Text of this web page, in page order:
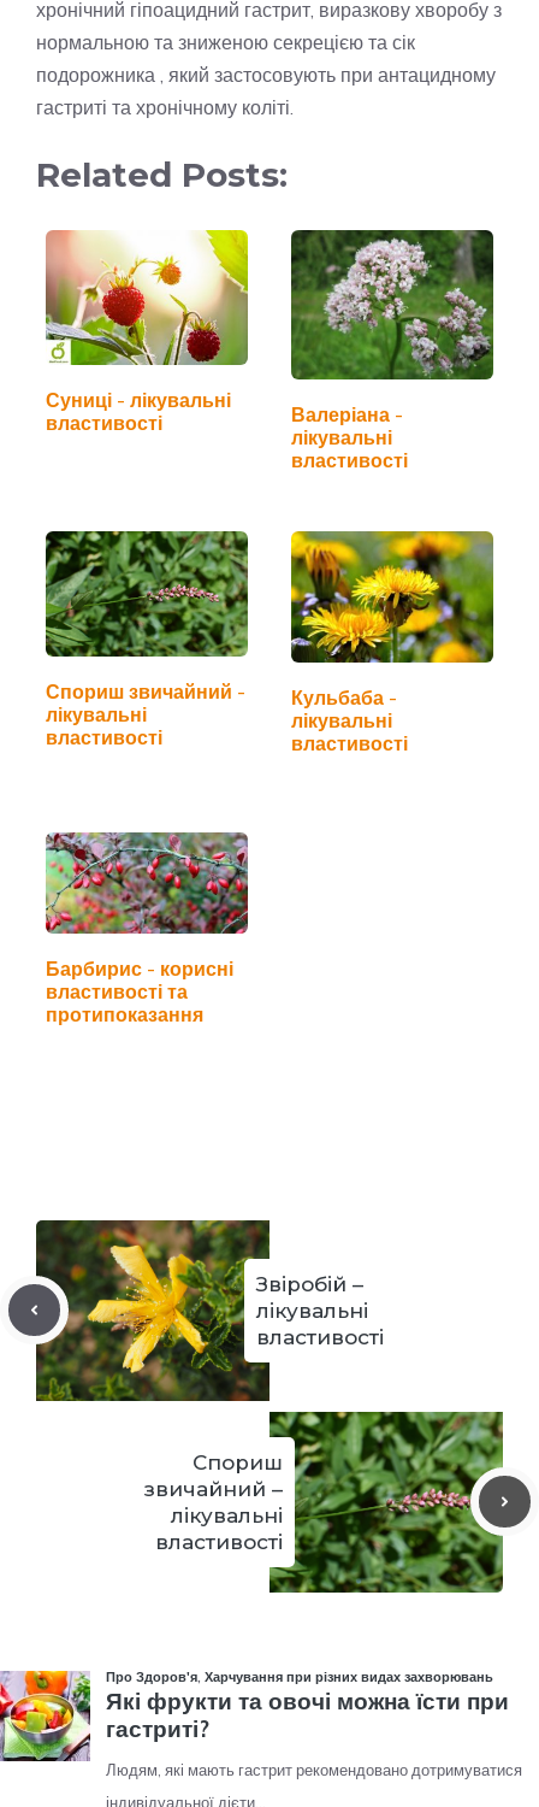
хронічний гіпоацидний гастрит, виразкову хворобу з
нормальною та зниженою секрецією та сік
подорожника , який застосовують при антацидному
гастриті та хронічному коліті.
Related Posts:
Суниці - лікувальні
властивості
Валеріана -
лікувальні
властивості
Спориш звичайний -
лікувальні
властивості
Кульбаба -
лікувальні
властивості
Барбирис - корисні
властивості та
протипоказання
Звіробій –
лікувальні
властивості
Спориш
звичайний –
лікувальні
властивості